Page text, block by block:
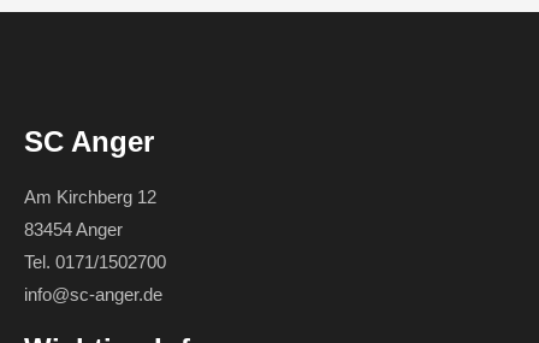
SC Anger
Am Kirchberg 12
83454 Anger
Tel. 0171/1502700
info@sc-anger.de